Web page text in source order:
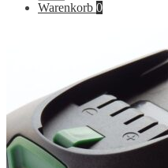
Warenkorb 0